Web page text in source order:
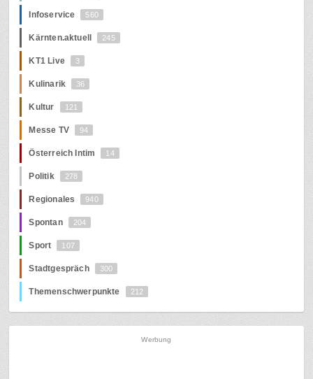
Infoservice 560
Kärnten.aktuell 245
KT1 Live 3
Kulinarik 36
Kultur 121
Messe TV 94
Österreich Intim 14
Politik 278
Regionales 940
Spontan 204
Sport 107
Stadtgespräch 300
Themenschwerpunkte 212
Werbung